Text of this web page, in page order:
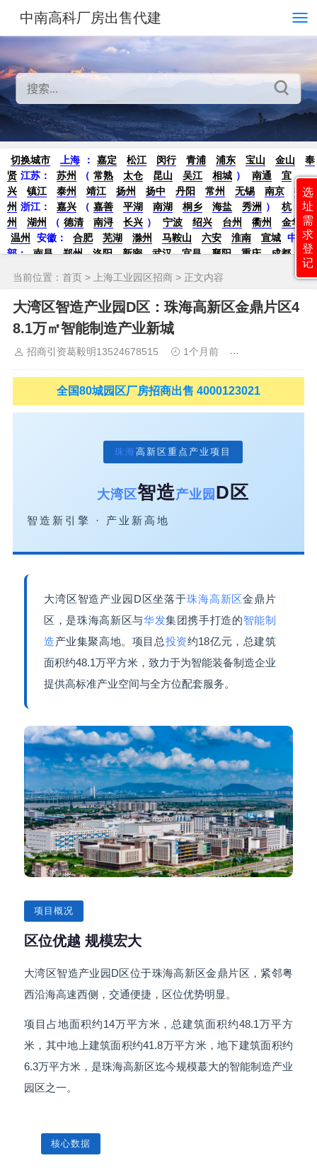
中南高科厂房出售代建
切换城市 上海 ： 嘉定 松江 闵行 青浦 浦东 宝山 金山
奉
贤 江苏： 苏州 （ 常熟 太仓 昆山 吴江 相城 ） 南通
宜
兴
镇江 泰州 靖江 扬州 扬中 丹阳 常州 无锡 南京
徐
州 浙江： 嘉兴 （ 嘉善 平湖 南湖 桐乡 海盐 秀洲 ）
杭
州
湖州 （ 德清 南浔 长兴 ） 宁波 绍兴 台州 衢州
金华
温州
安徽： 合肥 芜湖 滁州 马鞍山 六安 淮南 宣城 中
部： 南昌 郑州 洛阳 新密 武汉 宜昌 襄阳 重庆 成都
德
固
安
香河 大厂 永清 三河 霸州 ） 保定 （ 涿州
晋中
沈阳 济南 济宁 绵阳 石家庄 沧州 唐山 潍坊
德州
威海
烟台 青岛 珠三角： 广州 东莞 江门 惠州 肇庆
中
山
佛山 清远 福建： 福州 漳州
华北： 沈阳 大连 海外园区： 印尼 泰国
华夏幸福
联东U谷 万洋 均和 平谦迈高 咨询热线： 400-0123-
当前位置： 首页 > 上海工业园区招商 > 正文内容
大湾区智造产业园D区：珠海高新区金鼎片区4
8.1万㎡智能制造产业新城
招商引资葛毅明13524678515 1个月前
全国80城园区厂房招商出售 4000123021
珠海 高新区重点产业项目
大湾区智造产业园 D区
智造新引擎 · 产业新高地
大湾区智造产业园D区坐落于珠海高新区金鼎片
区，是珠海高新区与华发集团携手打造的智能制
造产业集聚高地。项目总投资约18亿元，总建筑
面积约48.1万平方米，致力于为智能装备制造企业
提供高标准产业空间与全方位配套服务。
项目概况
区位优越 规模宏大
大湾区智造产业园D区位于珠海高新区金鼎片区，紧邻粤
西沿海高速西侧，交通便捷，区位优势明显。
项目占地面积约14万平方米，总建筑面积约48.1万平方
米，其中地上建筑面积约41.8万平方米，地下建筑面积约
6.3万平方米，是珠海高新区迄今规模蕞大的智能制造产业
园区之一。
核心数据
选
址
需
求
登
记